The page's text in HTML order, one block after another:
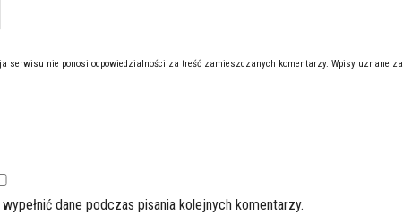
serwisu nie ponosi odpowiedzialności za treść zamieszczanych komentarzy. Wpisy uznane za
dane podczas pisania kolejnych komentarzy.